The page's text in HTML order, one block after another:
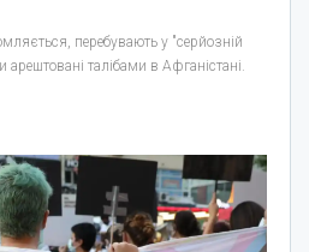
перебувають у "серйозній
арештовані талібами в Афганістані.